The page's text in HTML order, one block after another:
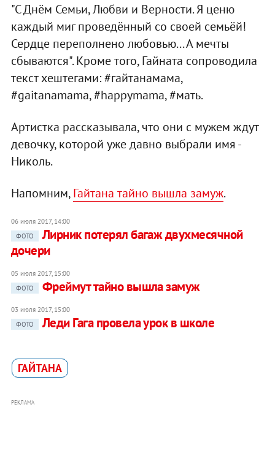
"С Днём Семьи, Любви и Верности. Я ценю
каждый миг проведённый со своей семьёй!
Сердце переполнено любовью... А мечты
сбываются". Кроме того, Гайната сопроводила
текст хештегами: #гайтанамама,
#gaitanamama, #happymama, #мать.
Артистка рассказывала, что они с мужем ждут
девочку, которой уже давно выбрали имя -
Николь.
Напомним,Гайтана тайно вышла замуж.
06 июля 2017, 14:00
ФОТО
Лирник потерял багаж двухмесячной
дочери
05 июля 2017, 15:00
ФОТО
Фреймут тайно вышла замуж
03 июля 2017, 15:00
ФОТО
Леди Гага провела урок в школе
ГАЙТАНА
РЕКЛАМА